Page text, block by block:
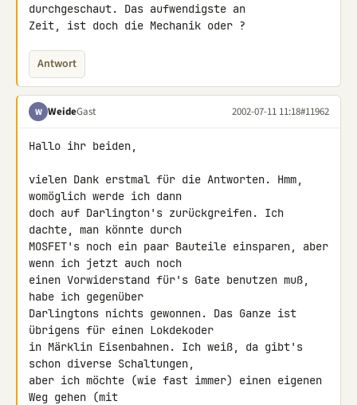
durchgeschaut. Das aufwendigste an
Zeit, ist doch die Mechanik oder ?
Antwort
W WeideGast 2002-07-11 11:18#11962
Hallo ihr beiden,
vielen Dank erstmal für die Antworten. Hmm,
womöglich werde ich dann
doch auf Darlington's zurückgreifen. Ich
dachte, man könnte durch
MOSFET's noch ein paar Bauteile einsparen, aber
wenn ich jetzt auch noch
einen Vorwiderstand für's Gate benutzen muß,
habe ich gegenüber
Darlingtons nichts gewonnen. Das Ganze ist
übrigens für einen Lokdekoder
in Märklin Eisenbahnen. Ich weiß, da gibt's
schon diverse Schaltungen,
aber ich möchte (wie fast immer) einen eigenen
Weg gehen (mit